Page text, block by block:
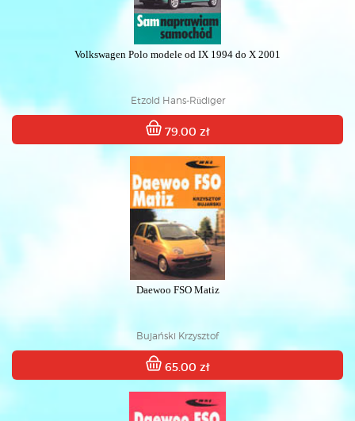
Volkswagen Polo modele od IX 1994 do X 2001
Etzold Hans-Rüdiger
79.00 zł
Daewoo FSO Matiz
Bujański Krzysztof
65.00 zł